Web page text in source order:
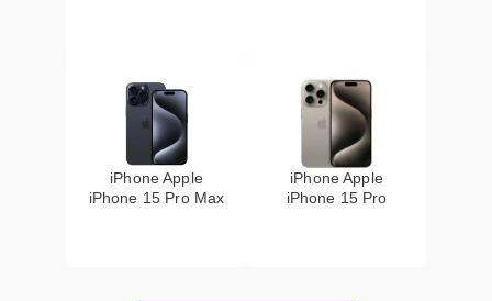
iPhone Apple
iPhone 15 Pro Max
iPhone Apple
iPhone 15 Pro